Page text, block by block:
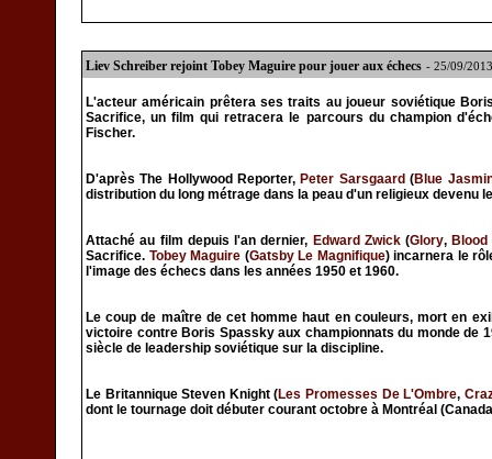
Liev Schreiber rejoint Tobey Maguire pour jouer aux échecs - 25/09/
L'acteur américain prêtera ses traits au joueur soviétique
Sacrifice, un film qui retracera le parcours du champion
Fischer.
D'après The Hollywood Reporter, Peter Sarsgaard (Blue
distribution du long métrage dans la peau d'un religieux devenu
Attaché au film depuis l'an dernier, Edward Zwick(Glory,
Sacrifice. Tobey Maguire (Gatsby Le Magnifique) incarnera le
l'image des échecs dans les années 1950 et 1960.
Le coup de maître de cet homme haut en couleurs, mort en
victoire contre Boris Spassky aux championnats du monde de
siècle de leadership soviétique sur la discipline.
Le Britannique Steven Knight (Les Promesses De L'Ombre,
dont le tournage doit débuter courant octobre à Montréal